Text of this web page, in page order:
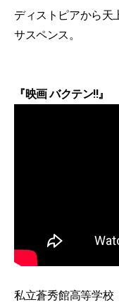
ディストピアから天
サスペンス。
『映画 バクテン!!』
私立蒼秀館高等学校